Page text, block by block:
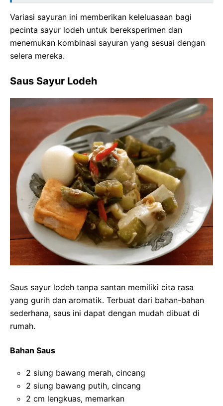
Variasi sayuran ini memberikan keleluasaan bagi
pecinta sayur lodeh untuk bereksperimen dan
menemukan kombinasi sayuran yang sesuai dengan
selera mereka.
Saus Sayur Lodeh
Saus sayur lodeh tanpa santan memiliki cita rasa
yang gurih dan aromatik. Terbuat dari bahan-bahan
sederhana, saus ini dapat dengan mudah dibuat di
rumah.
Bahan Saus
2 siung bawang merah, cincang
2 siung bawang putih, cincang
2 cm lengkuas, memarkan